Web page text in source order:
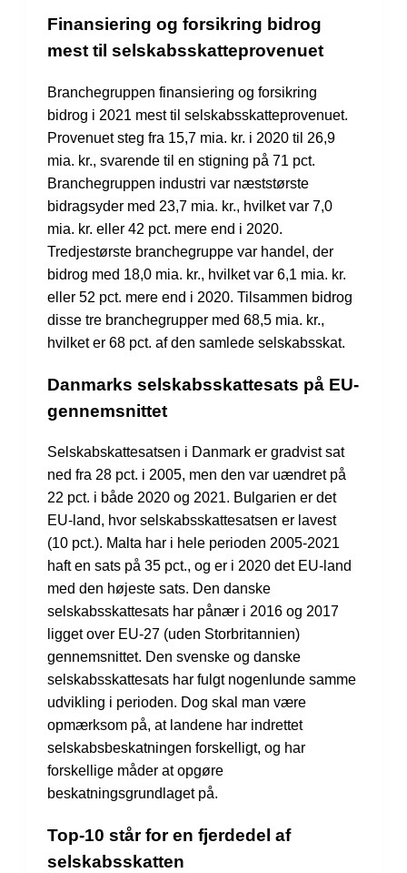
Finansiering og forsikring bidrog
mest til selskabsskatteprovenuet
Branchegruppen finansiering og forsikring
bidrog i 2021 mest til selskabsskatteprovenuet.
Provenuet steg fra 15,7 mia. kr. i 2020 til 26,9
mia. kr., svarende til en stigning på 71 pct.
Branchegruppen industri var næststørste
bidragsyder med 23,7 mia. kr., hvilket var 7,0
mia. kr. eller 42 pct. mere end i 2020.
Tredjestørste branchegruppe var handel, der
bidrog med 18,0 mia. kr., hvilket var 6,1 mia. kr.
eller 52 pct. mere end i 2020. Tilsammen bidrog
disse tre branchegrupper med 68,5 mia. kr.,
hvilket er 68 pct. af den samlede selskabsskat.
Danmarks selskabsskattesats på EU-
gennemsnittet
Selskabskattesatsen i Danmark er gradvist sat
ned fra 28 pct. i 2005, men den var uændret på
22 pct. i både 2020 og 2021. Bulgarien er det
EU-land, hvor selskabsskattesatsen er lavest
(10 pct.). Malta har i hele perioden 2005-2021
haft en sats på 35 pct., og er i 2020 det EU-land
med den højeste sats. Den danske
selskabsskattesats har pånær i 2016 og 2017
ligget over EU-27 (uden Storbritannien)
gennemsnittet. Den svenske og danske
selskabsskattesats har fulgt nogenlunde samme
udvikling i perioden. Dog skal man være
opmærksom på, at landene har indrettet
selskabsbeskatningen forskelligt, og har
forskellige måder at opgøre
beskatningsgrundlaget på.
Top-10 står for en fjerdedel af
selskabsskatten